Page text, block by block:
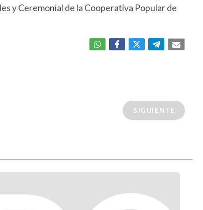
y Ceremonial de la Cooperativa Popular de
SIGUIENTE